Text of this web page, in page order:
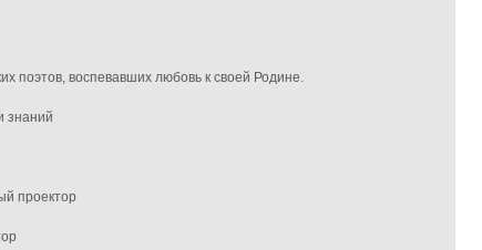
поэтов, воспевавших любовь к своей Родине.
знаний
проектор